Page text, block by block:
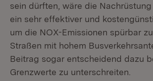
sein dürften, wäre die
ein sehr effektiver und
um die NOX-Emissionen spürbar
Straßen mit hohem
Beitrag sogar entscheidend dazu
Grenzwerte zu unterschreiten.